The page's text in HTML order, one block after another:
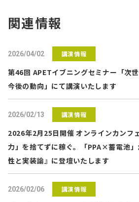
関連情報
2026/04/02 講演情報
第46回 APETイブニングセミナー「次
今後の動向」にて講演いたします
2026/02/13 講演情報
2026年2月25日開催 オンラインカンフ
力」を捨てずに稼ぐ。「PPA×蓄電池
性と実装論』に登壇いたします
2026/02/06 講演情報